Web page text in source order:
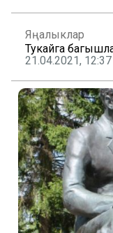
Яңалыклар
Тукайга
21.04.2021, 12:37